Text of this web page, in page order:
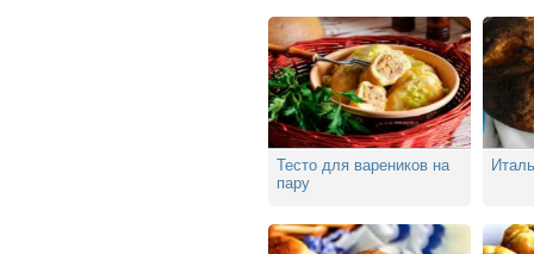
Тесто для вареников на
пару